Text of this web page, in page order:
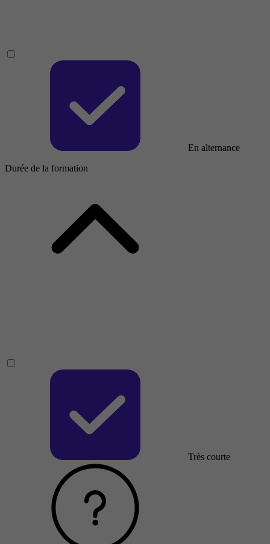
En alternance
Durée de la formation
Très courte